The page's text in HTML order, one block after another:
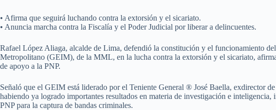
• Afirma que seguirá luchando contra la extorsión y el sicariato.
• Anuncia marcha contra la Fiscalía y el Poder Judicial por liberar a delincuentes.
Rafael López Aliaga, alcalde de Lima, defendió la constitución y el funcionamiento
Metropolitano (GEIM), de la MML, en la lucha contra la extorsión y el sicariato,
de apoyo a la PNP.
Señaló que el GEIM está liderado por el Teniente General ® José Baella, exdirector
habiendo ya logrado importantes resultados en materia de investigación e
PNP para la captura de bandas criminales.